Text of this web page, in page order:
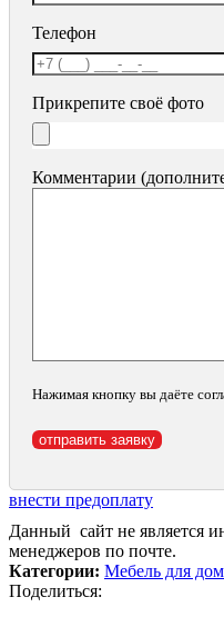
Телефон
Прикрепите своё фото
Комментарии
Нажимая кнопку вы даёте
внести предоплату
Данный сайт не является
менеджеров по почте.
Категории: Мебель для
Поделиться: